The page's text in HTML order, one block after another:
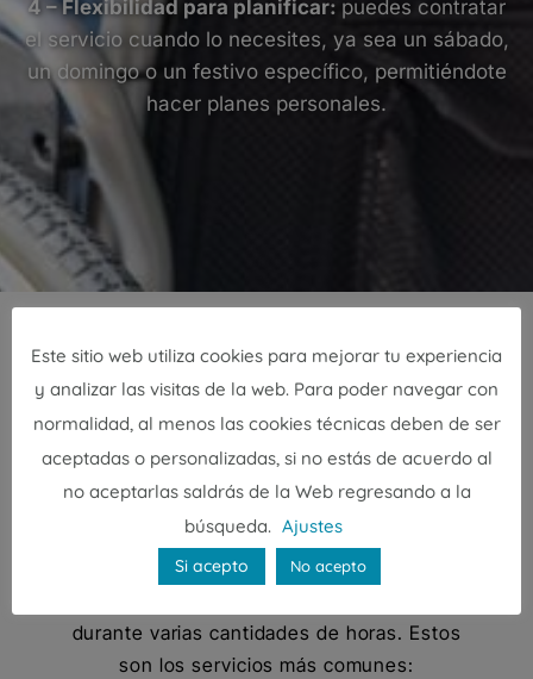
4 – Flexibilidad para planificar: puedes contratar
el servicio cuando lo necesites, ya sea un sábado,
un domingo o un festivo específico, permitiéndote
hacer planes personales.
SERVICIOS
Tipos de cuidadora de fines
de semana y festivos
Dependiendo de lo que necesites, puedes
durante varias cantidades de horas. Estos
son los servicios más comunes:
Este sitio web utiliza cookies para mejorar tu experiencia
y analizar las visitas de la web. Para poder navegar con
normalidad, al menos las cookies técnicas deben de ser
aceptadas o personalizadas, si no estás de acuerdo al
no aceptarlas saldrás de la Web regresando a la
búsqueda. Ajustes
Si acepto No acepto